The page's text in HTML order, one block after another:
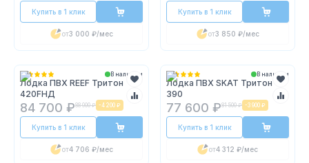
Купить в 1 клик
от3 000 ₽/мес
Купить в 1 клик
от3 850 ₽/мес
В наличии
Лодка ПВХ REEF Тритон
420FНД
84 700 ₽88 900 ₽ -4 200 ₽
Купить в 1 клик
от4 706 ₽/мес
В наличии
Лодка ПВХ SKAT Тритон
390
77 600 ₽81 500 ₽ -3 900 ₽
Купить в 1 клик
от4 312 ₽/мес